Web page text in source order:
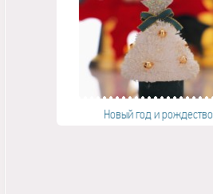
Новый год и рождество